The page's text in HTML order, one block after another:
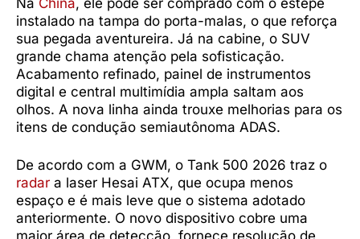
instalado na tampa do porta-malas, o que reforça
sua pegada aventureira. Já na cabine, o SUV
grande chama atenção pela sofisticação.
Acabamento refinado, painel de instrumentos
digital e central multimídia ampla saltam aos
olhos. A nova linha ainda trouxe melhorias para os
itens de condução semiautônoma ADAS.
De acordo com a GWM, o Tank 500 2026 traz o
radar a laser Hesai ATX, que ocupa menos
espaço e é mais leve que o sistema adotado
anteriormente. O novo dispositivo cobre uma